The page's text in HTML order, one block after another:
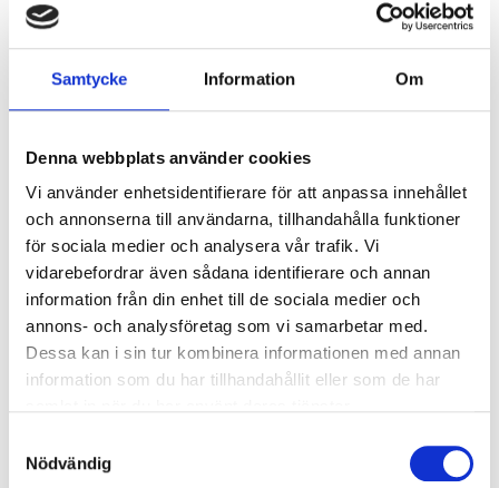
Samtycke Information Om
Denna webbplats använder cookies
Vi använder enhetsidentifierare för att anpassa innehållet
och annonserna till användarna, tillhandahålla funktioner
för sociala medier och analysera vår trafik. Vi
vidarebefordrar även sådana identifierare och annan
information från din enhet till de sociala medier och
annons- och analysföretag som vi samarbetar med.
Dessa kan i sin tur kombinera informationen med annan
information som du har tillhandahållit eller som de har
Nödvändig
3+3-delat vikparti där öppnar upp din glasade vägg helt
och hållet, kommer i tvåfärgsmålat trä. Dubbla
energiglas och ett U-värde på 1,1
öppningsbara glasytor med den senaste tekniken. De
storlekar vi presenterar här på webben är bara en
bråkdel av vad som är möjligt. Hittar du inte det mått du
söker? - Kontakta oss och fråga! Vår fabrik är väldigt
flexibel och möjligheten till riktigt höga och riktigt breda
partier är enorm.
Våra vikpartier öppnas utåt för att behålla maximal
golvyta invändigt.
kvistfri impregnerad fura
Invändigt: NCS-S 0502-Y (Vit)